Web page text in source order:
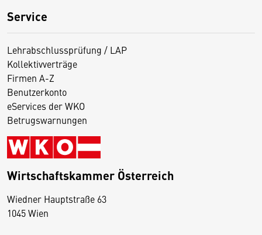
Service
Lehrabschlussprüfung / LAP
Kollektivverträge
Firmen A-Z
Benutzerkonto
eServices der WKO
Betrugswarnungen
Wirtschaftskammer Österreich
Wiedner Hauptstraße 63
1045 Wien
D